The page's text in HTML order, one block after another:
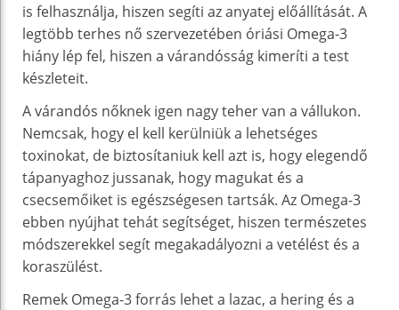
is felhasználja, hiszen segíti az anyatej előállítását. A
legtöbb terhes nő szervezetében óriási Omega-3
hiány lép fel, hiszen a várandósság kimeríti a test
készleteit.
A várandós nőknek igen nagy teher van a vállukon.
Nemcsak, hogy el kell kerülniük a lehetséges
toxinokat, de biztosítaniuk kell azt is, hogy elegendő
tápanyaghoz jussanak, hogy magukat és a
csecsemőiket is egészségesen tartsák. Az Omega-3
ebben nyújhat tehát segítséget, hiszen természetes
módszerekkel segít megakadályozni a vetélést és a
koraszülést.
Remek Omega-3 forrás lehet a lazac, a hering és a